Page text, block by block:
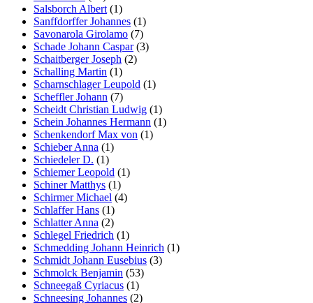
Salsborch Albert (1)
Sanffdorffer Johannes (1)
Savonarola Girolamo (7)
Schade Johann Caspar(3)
Schaitberger Joseph (2)
Schalling Martin (1)
Scharnschlager Leupold (1)
Scheffler Johann (7)
Scheidt Christian Ludwig (1)
Schein Johannes Hermann (1)
Schenkendorf Max von (1)
Schieber Anna (1)
Schiedeler D. (1)
Schiemer Leopold (1)
Schiner Matthys (1)
Schirmer Michael (4)
Schlaffer Hans (1)
Schlatter Anna (2)
Schlegel Friedrich (1)
Schmedding Johann Heinrich (1)
Schmidt Johann Eusebius (3)
Schmolck Benjamin (53)
Schneegaß Cyriacus (1)
Schneesing Johannes (2)